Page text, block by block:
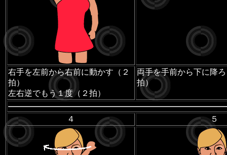
右手を左前から右前に動かす（２
拍）
左右逆でもう１度（２拍）
両手を手前から下に降
拍）
４ ５